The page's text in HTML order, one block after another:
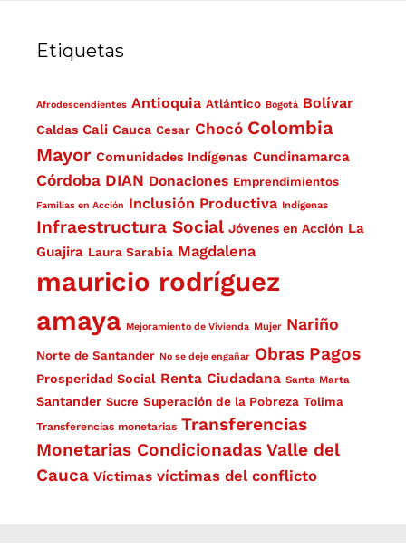
Etiquetas
Afrodescendientes Antioquia Atlántico Bogotá Bolívar
Caldas Cali Cauca Cesar Chocó Colombia
Mayor Comunidades Indígenas Cundinamarca
Córdoba DIAN Donaciones Emprendimientos
Familias en Acción Inclusión Productiva Indígenas
Infraestructura Social Jóvenes en Acción La
Guajira Laura Sarabia Magdalena
mauricio rodríguez
amaya Mejoramiento de Vivienda Mujer Nariño
Norte de Santander No se deje engañar Obras Pagos
Prosperidad Social Renta Ciudadana Santa Marta
Santander Sucre Superación de la Pobreza Tolima
Transferencias monetarias Transferencias
Monetarias Condicionadas Valle del
Cauca Víctimas víctimas del conflicto